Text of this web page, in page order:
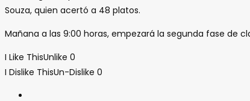
Souza, quien acertó a 48 platos.
Mañana a las 9:00 horas, empezará la segunda fase de
I Like ThisUnlike 0
I Dislike ThisUn-Dislike 0